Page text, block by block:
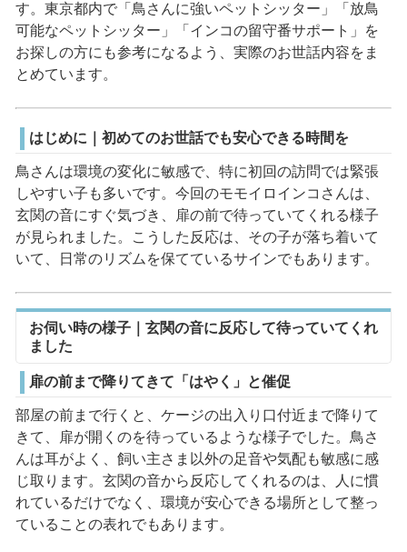
す。東京都内で「鳥さんに強いペットシッター」「放鳥
可能なペットシッター」「インコの留守番サポート」を
お探しの方にも参考になるよう、実際のお世話内容をま
とめています。
はじめに｜初めてのお世話でも安心できる時間を
鳥さんは環境の変化に敏感で、特に初回の訪問では緊張
しやすい子も多いです。今回のモモイロインコさんは、
玄関の音にすぐ気づき、扉の前で待っていてくれる様子
が見られました。こうした反応は、その子が落ち着いて
いて、日常のリズムを保てているサインでもあります。
お伺い時の様子｜玄関の音に反応して待っていてくれ
ました
扉の前まで降りてきて「はやく」と催促
部屋の前まで行くと、ケージの出入り口付近まで降りて
きて、扉が開くのを待っているような様子でした。鳥さ
んは耳がよく、飼い主さま以外の足音や気配も敏感に感
じ取ります。玄関の音から反応してくれるのは、人に慣
れているだけでなく、環境が安心できる場所として整っ
ていることの表れでもあります。